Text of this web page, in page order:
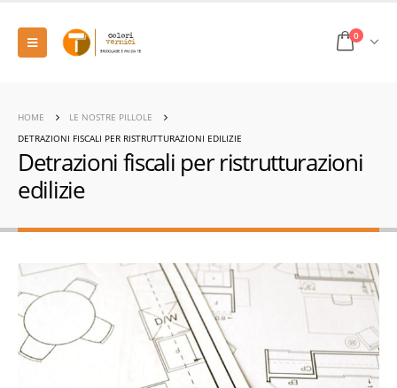
0
HOME
LE NOSTRE PILLOLE
DETRAZIONI FISCALI PER RISTRUTTURAZIONI EDILIZIE
Detrazioni fiscali per ristrutturazioni
edilizie